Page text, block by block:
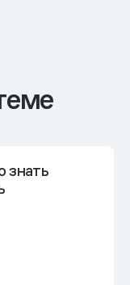
знать